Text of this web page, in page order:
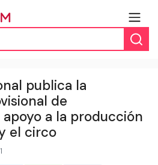
publica la
de
a la producción
el circo